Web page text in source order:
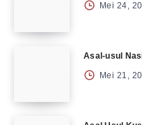
Mei 24,
Asal-usul
Mei 21,